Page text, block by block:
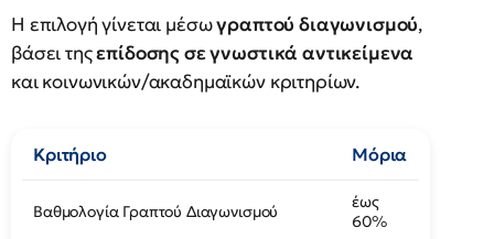
Η επιλογή γίνεται μέσωγραπτού διαγωνισμού,
βάσει τηςεπίδοσης σε γνωστικά αντικείμενα
και κοινωνικών/ακαδημαϊκών κριτηρίων.
Κριτήριο Μόρια
Βαθμολογία Γραπτού Διαγωνισμού
έως
60%